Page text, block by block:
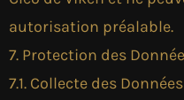
autorisation préalable.
7. Protection des
7.1. Collecte des